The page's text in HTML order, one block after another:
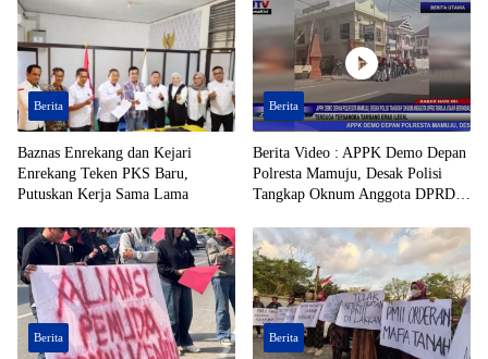
Berita
Baznas Enrekang dan Kejari
Enrekang Teken PKS Baru,
Putuskan Kerja Sama Lama
Berita
Berita Video : APPK Demo Depan
Polresta Mamuju, Desak Polisi
Tangkap Oknum Anggota DPRD
Tersangka Tambang Emas Ilegal
Berita Berita